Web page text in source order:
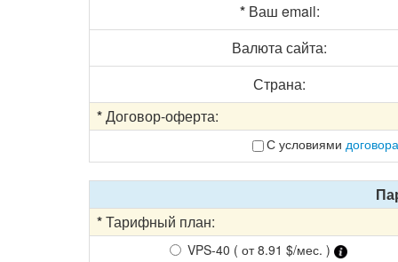
* Ваш email:
Валюта сайта:
Страна:
*Договор-оферта:
С условиями
*Тарифный план:
VPS-40 ( от 8.91 $/мес. )